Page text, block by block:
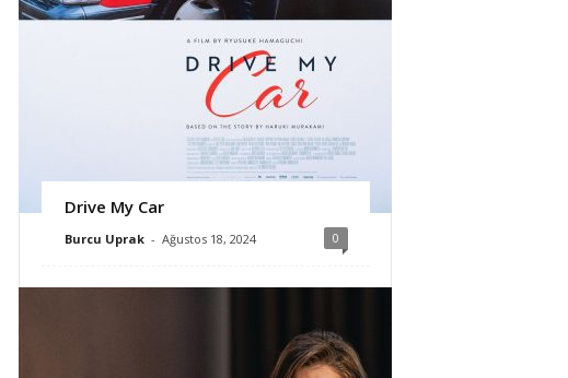
Drive My Car
Burcu Uprak - Ağustos 18, 2024 0